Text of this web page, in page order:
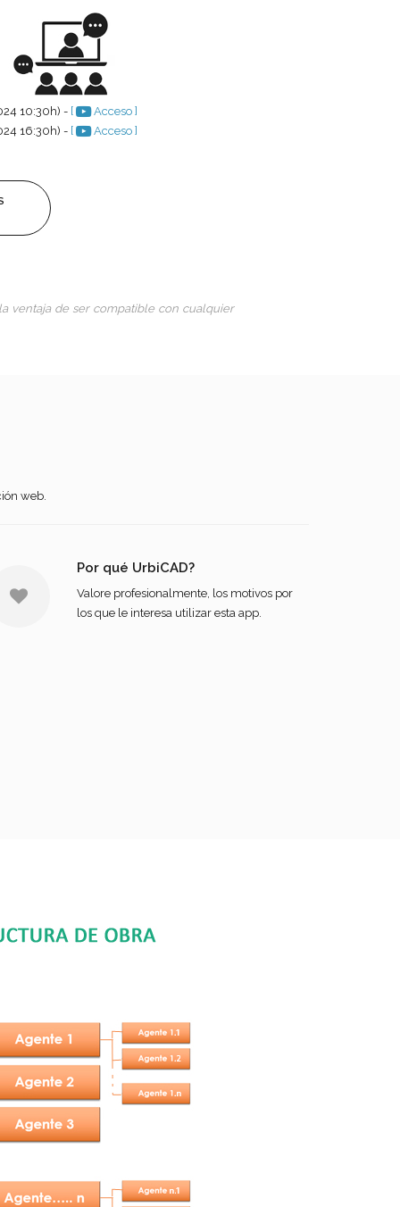
10:30h) - [
Acceso ]
16:30h) - [ Acceso ]
ventaja de ser compatible con cualquier
web.
Por qué UrbiCAD?
Valore profesionalmente, los motivos por
los que le interesa utilizar esta app.